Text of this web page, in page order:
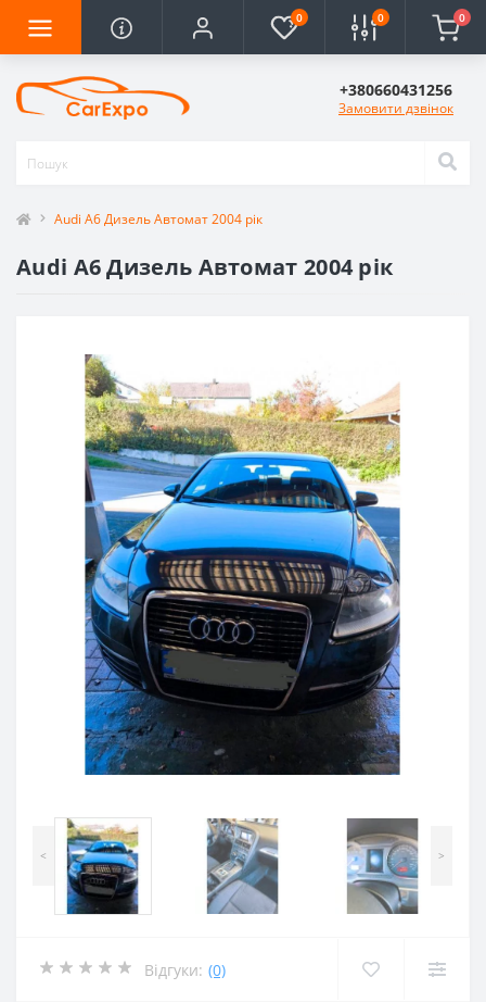
0 0 0
+380660431256
Замовити дзвінок
Audi A6 Дизель Автомат 2004 рік
Audi A6 Дизель Автомат 2004 рік
< >
Відгуки: (0)